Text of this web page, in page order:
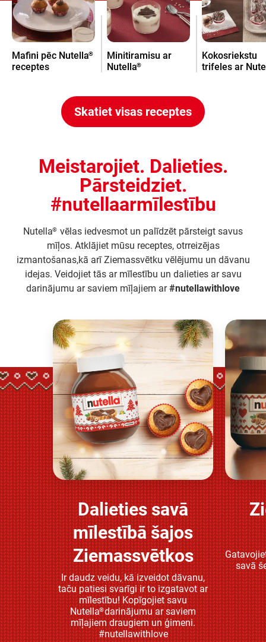
Mafini pēc Nutella®
receptes
Minitiramisu ar
Nutella®
Kokosriekstu
trifeles ar
Skatiet visas receptes
Meistarojiet. Dalieties.
Pārsteidziet.
#nutellaarmīlestību
Nutella® vēlas iedvesmot un palīdzēt pārsteigt savus
mīļos. Atklājiet mūsu receptes, otrreizējas
izmantošanas,kā arī Ziemassvētku vēlējumu un dāvanu
idejas. Veidojiet tās ar mīlestību un dalieties ar savu
darinājumu ar saviem mīļajiem ar#nutellawithlove
Atklājiet vairāk
Dalieties savā
mīlestībā šajos
Ziemassvētkos
Ir daudz veidu, kā izveidot dāvanu,
taču patiesi svarīgi ir to izgatavot ar
mīlestību! Kopīgojiet savu
Nutella®darinājumu ar saviem
mīļajiem draugiem un ģimeni.
#nutellawithlove
savā